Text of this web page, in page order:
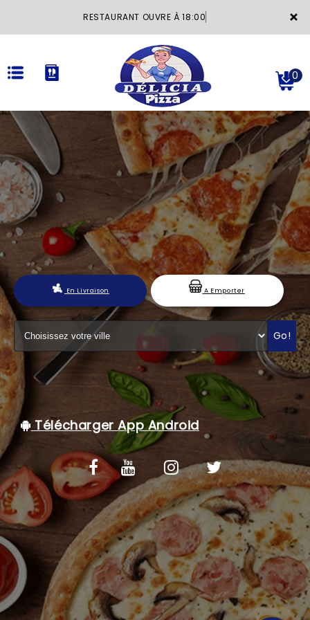
×
RESTAURANT OUVRE À 18:00
ACCUEIL
LA CARTE
VOTRE COMPTE
NOTRE RESTAURANT
VOS AVIS
MENTIONS LÉGALES
C.G.V
0
En Livraison A Emporter
Go!
Télécharger App Android